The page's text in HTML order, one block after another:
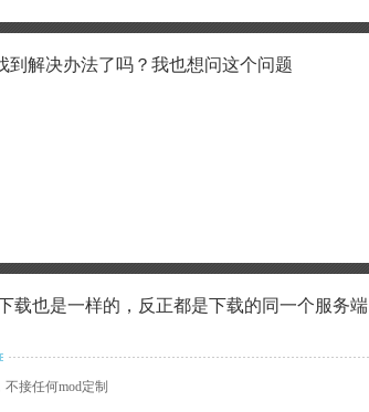
到解决办法了吗？我也想问这个问题
下载也是一样的，反正都是下载的同一个服务端
接任何mod定制